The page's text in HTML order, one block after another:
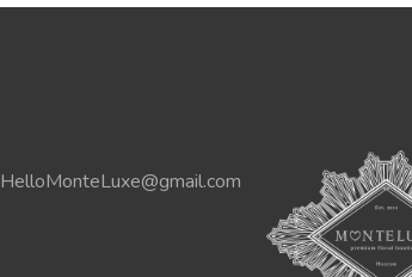
HelloMonteLuxe@gmail.com